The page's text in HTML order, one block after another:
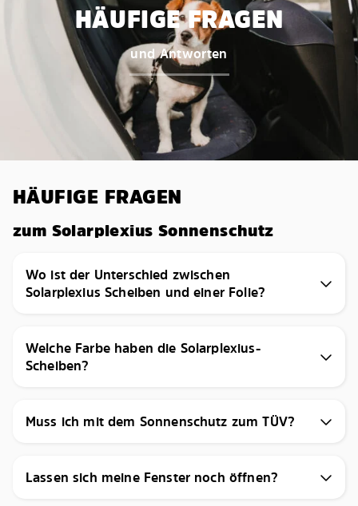
HÄUFIGE FRAGEN
und Antworten
HÄUFIGE FRAGEN
zum Solarplexius Sonnenschutz
Wo ist der Unterschied zwischen
Solarplexius Scheiben und einer Folie?
Welche Farbe haben die Solarplexius-
Scheiben?
Muss ich mit dem Sonnenschutz zum TÜV?
Lassen sich meine Fenster noch öffnen?